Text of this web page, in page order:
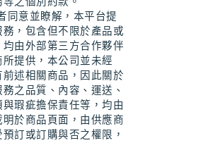
同意並瞭解，本平台提
務，包含但不限於產品或
均由外部第三方合作夥伴
所提供，本公司並未經
前述相關商品，因此關於
務之品質、內容、運送、
與瑕疵擔保責任等，均由
明於商品頁面，由供應商
訂或訂購與否之權限，